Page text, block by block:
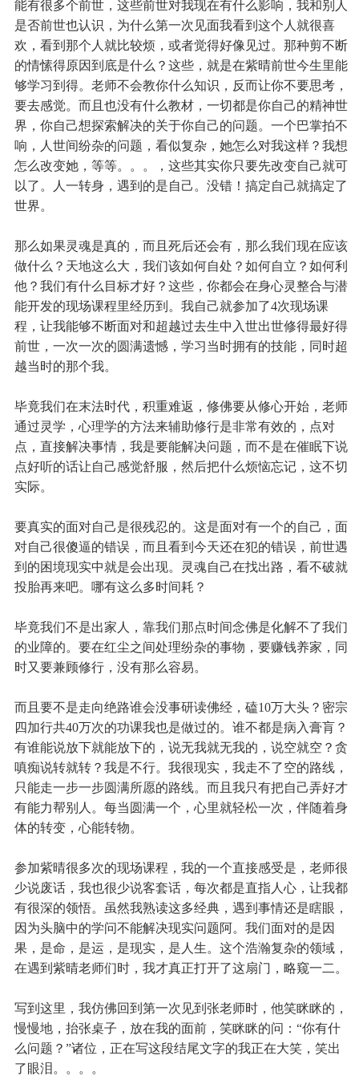
能有很多个前世，这些前世对我现在有什么影响，我和别人
是否前世也认识，为什么第一次见面我看到这个人就很喜
欢，看到那个人就比较烦，或者觉得好像见过。那种剪不断
的情愫得原因到底是什么？这些，就是在紫晴前世今生里能
够学习到得。老师不会教你什么知识，反而让你不要思考，
要去感觉。而且也没有什么教材，一切都是你自己的精神世
界，你自己想探索解决的关于你自己的问题。一个巴掌拍不
响，人世间纷杂的问题，看似复杂，她怎么对我这样？我想
怎么改变她，等等。。。，这些其实你只要先改变自己就可
以了。人一转身，遇到的是自己。没错！搞定自己就搞定了
世界。
那么如果灵魂是真的，而且死后还会有，那么我们现在应该
做什么？天地这么大，我们该如何自处？如何自立？如何利
他？我们有什么目标才好？这些，你都会在身心灵整合与潜
能开发的现场课程里经历到。我自己就参加了4次现场课
程，让我能够不断面对和超越过去生中入世出世修得最好得
前世，一次一次的圆满遗憾，学习当时拥有的技能，同时超
越当时的那个我。
毕竟我们在末法时代，积重难返，修佛要从修心开始，老师
通过灵学，心理学的方法来辅助修行是非常有效的，点对
点，直接解决事情，我是要能解决问题，而不是在催眠下说
点好听的话让自己感觉舒服，然后把什么烦恼忘记，这不切
实际。
要真实的面对自己是很残忍的。这是面对有一个的自己，面
对自己很傻逼的错误，而且看到今天还在犯的错误，前世遇
到的困境现实中就是会出现。灵魂自己在找出路，看不破就
投胎再来吧。哪有这么多时间耗？
毕竟我们不是出家人，靠我们那点时间念佛是化解不了我们
的业障的。要在红尘之间处理纷杂的事物，要赚钱养家，同
时又要兼顾修行，没有那么容易。
而且要不是走向绝路谁会没事研读佛经，磕10万大头？密宗
四加行共40万次的功课我也是做过的。谁不都是病入膏肓？
有谁能说放下就能放下的，说无我就无我的，说空就空？贪
嗔痴说转就转？我是不行。我很现实，我走不了空的路线，
只能走一步一步圆满所愿的路线。而且我只有把自己弄好才
有能力帮别人。每当圆满一个，心里就轻松一次，伴随着身
体的转变，心能转物。
参加紫晴很多次的现场课程，我的一个直接感受是，老师很
少说废话，我也很少说客套话，每次都是直指人心，让我都
有很深的领悟。虽然我熟读这多经典，遇到事情还是瞎眼，
因为头脑中的学问不能解决现实问题阿。我们面对的是因
果，是命，是运，是现实，是人生。这个浩瀚复杂的领域，
在遇到紫晴老师们时，我才真正打开了这扇门，略窥一二。
写到这里，我仿佛回到第一次见到张老师时，他笑眯眯的，
慢慢地，抬张桌子，放在我的面前，笑眯眯的问：“你有什
么问题？”诸位，正在写这段结尾文字的我正在大笑，笑出
了眼泪。。。。